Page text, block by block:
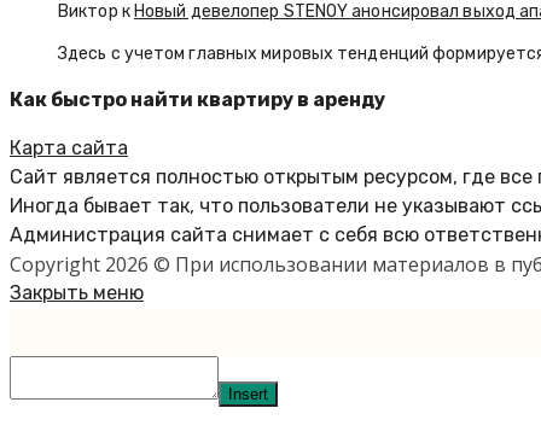
Виктор к Новый девелопер STENOY анонсировал выход
Здесь с учетом главных мировых тенденций
Как быстро найти квартиру в аренду
Карта сайта
Сайт является полностью открытым ресурсом, где
Иногда бывает так, что пользователи не указывают
Администрация сайта снимает с себя всю
Copyright 2026 © При использовании материалов в
Закрыть меню
Insert